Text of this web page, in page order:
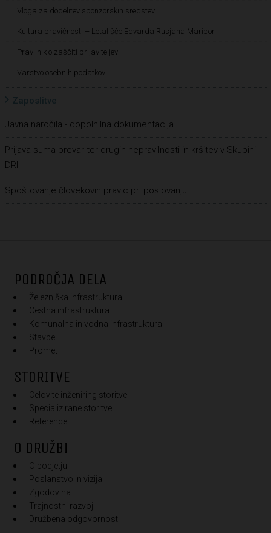
Vloga za dodelitev sponzorskih sredstev
Kultura pravičnosti – Letališče Edvarda Rusjana Maribor
Pravilnik o zaščiti prijaviteljev
Varstvo osebnih podatkov
Zaposlitve
Javna naročila - dopolnilna dokumentacija
Prijava suma prevar ter drugih nepravilnosti in kršitev v Skupini
DRI
Spoštovanje človekovih pravic pri poslovanju
PODROČJA DELA
Železniška infrastruktura
Cestna infrastruktura
Komunalna in vodna infrastruktura
Stavbe
Promet
STORITVE
Celovite inženiring storitve
Specializirane storitve
Reference
O DRUŽBI
O podjetju
Poslanstvo in vizija
Zgodovina
Trajnostni razvoj
Družbena odgovornost